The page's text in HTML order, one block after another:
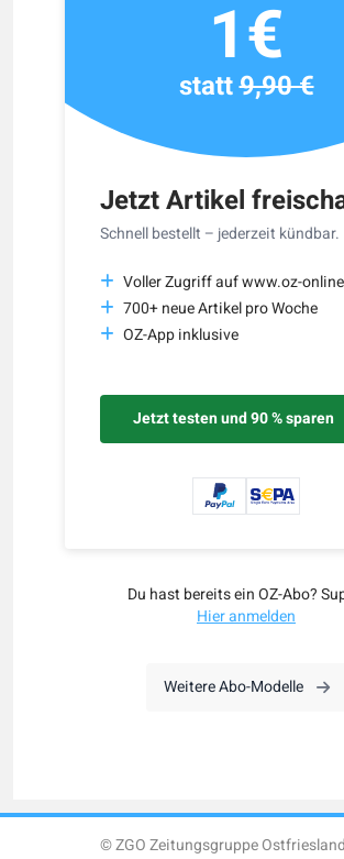
Jetzt Artikel
Schnell bestellt – jederzeit kündbar.
Voller Zugriff auf www.oz-
700+ neue Artikel pro Woche
OZ-App inklusive
Jetzt testen und 90 % sparen
1€
statt9,90 €
Du hast bereits ein OZ-Abo?
Hier anmelden
Weitere Abo-Modelle
© ZGO Zeitungsgruppe